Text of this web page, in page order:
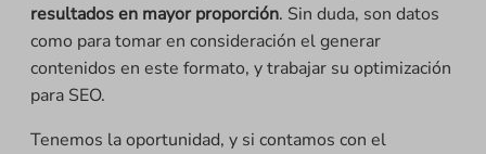
resultados en mayor proporción. Sin duda, son datos
como para tomar en consideración el generar
contenidos en este formato, y trabajar su optimización
para SEO.
Tenemos la oportunidad, y si contamos con el